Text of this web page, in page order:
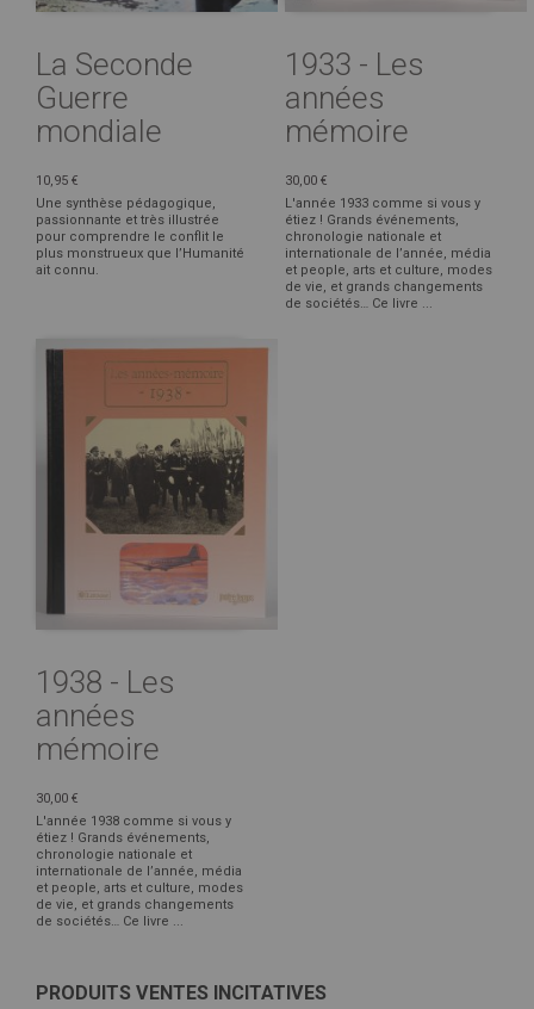
La Seconde
Guerre
mondiale
10,95 €
Une synthèse pédagogique,
passionnante et très illustrée
pour comprendre le conflit le
plus monstrueux que l’Humanité
ait connu.
1933 - Les
années
mémoire
30,00 €
L'année 1933 comme si vous y
étiez ! Grands événements,
chronologie nationale et
internationale de l’année, média
et people, arts et culture, modes
de vie, et grands changements
de sociétés… Ce livre ...
1938 - Les
années
mémoire
30,00 €
L'année 1938 comme si vous y
étiez ! Grands événements,
chronologie nationale et
internationale de l’année, média
et people, arts et culture, modes
de vie, et grands changements
de sociétés… Ce livre ...
PRODUITS VENTES INCITATIVES